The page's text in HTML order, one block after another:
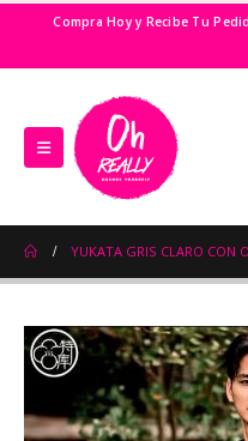
Compra Hoy y Recibe Tu
YUKATA GRIS CLARO CON